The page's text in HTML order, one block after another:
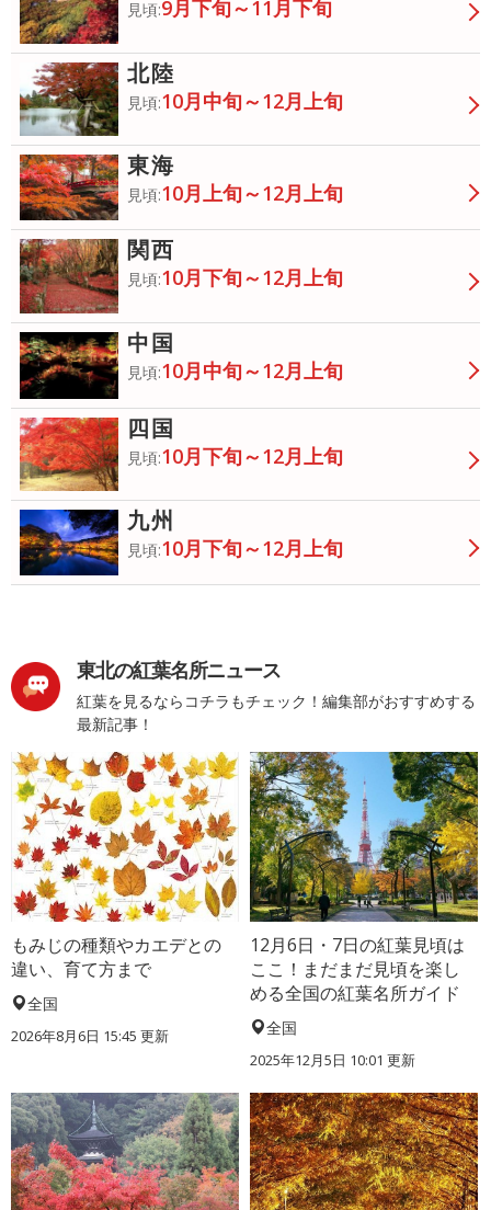
見頃:9月下旬～11月下旬
北陸
見頃:10月中旬～12月上旬
東海
見頃:10月上旬～12月上旬
関西
見頃:10月下旬～12月上旬
中国
見頃:10月中旬～12月上旬
四国
見頃:10月下旬～12月上旬
九州
見頃:10月下旬～12月上旬
東北の紅葉名所ニュース
紅葉を見るならコチラもチェック！編集部がおすすめする
最新記事！
もみじの種類やカエデとの
違い、育て方まで
全国
2026年8月6日 15:45 更新
12月6日・7日の紅葉見頃は
ここ！まだまだ見頃を楽し
める全国の紅葉名所ガイド
全国
2025年12月5日 10:01 更新